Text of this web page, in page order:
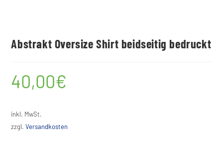
Abstrakt Oversize Shirt beidseitig bedruckt
40,00€
inkl. MwSt.
zzgl.Versandkosten